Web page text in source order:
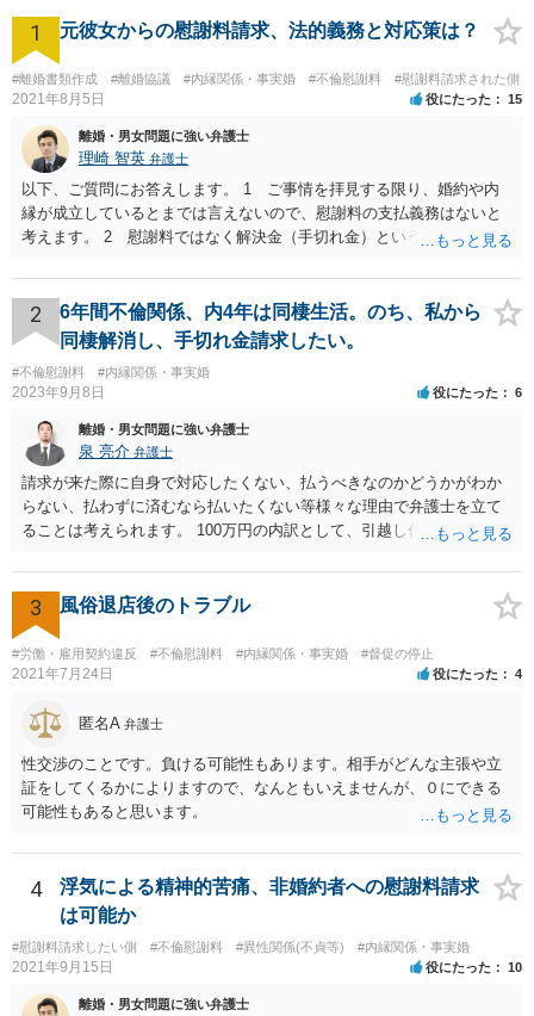
1 元彼女からの慰謝料請求、法的義務と対応策は？
#離婚書類作成 #離婚協議 #内縁関係・事実婚 #不倫慰謝料 #慰謝料請求された側
2021年8月5日 役にたった 15
離婚・男女問題に強い弁護士
理崎 智英 弁護士
以下、ご質問にお答えします。 1 ご事情を拝見する限り、婚約や内
縁が成立しているとまでは言えないので、慰謝料の支払義務はないと
考えます。 2 慰謝料ではなく解決金（手切れ金）という名目で数十
うに合意書を取り交わす必要はあると思います。 4 合意書を取り交
わし、その中で精算条項（一切の債権債務のないことを確認する）を
設ければ、大丈夫です。
2
6年間不倫関係、内4年は同棲生活。のち、私から
同棲解消し、手切れ金請求したい。
#不倫慰謝料 #内縁関係・事実婚
2023年9月8日 役にたった 6
離婚・男女問題に強い弁護士
泉 亮介 弁護士
請求が来た際に自身で対応したくない、払うべきなのかどうかがわか
らない、払わずに済むなら払いたくない等様々な理由で弁護士を立て
ることは考えられます。 100万円の内訳として、引越し代等でどの程
によっても追加での請求については変わってくるかと思われます。 ま
た、請求する金額によっては、相手方の判断として、それで全て終わ
るのであれば払っておしまいにする、という考え方もあり得ます。
3 風俗退店後のトラブル
#労働・雇用契約違反 #不倫慰謝料 #内縁関係・事実婚 #督促の停止
2021年7月24日 役にたった 4
匿名A 弁護士
性交渉のことです。負ける可能性もあります。相手がどんな主張や立
証をしてくるかによりますので、なんともいえませんが、０にできる
可能性もあると思います。
4
浮気による精神的苦痛、非婚約者への慰謝料請求
は可能か
#慰謝料請求したい側 #不倫慰謝料 #異性関係(不貞等) #内縁関係・事実婚
2021年9月15日 役にたった 10
離婚・男女問題に強い弁護士